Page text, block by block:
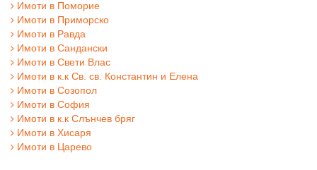
Имоти в Поморие
Имоти в Приморско
Имоти в Равда
Имоти в Сандански
Имоти в Свети Влас
Имоти в к.к Св. св. Константин и Елена
Имоти в Созопол
Имоти в София
Имоти в к.к Слънчев бряг
Имоти в Хисаря
Имоти в Царево